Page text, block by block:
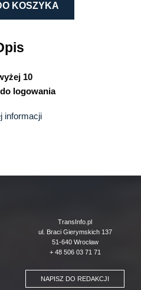
KOSZYKA
10
logowania
informacji
TransInfo.pl
ul. Braci Gierymskich 137
51-640 Wrocław
+ 48 506 03 71 71
NAPISZ DO REDAKCJI